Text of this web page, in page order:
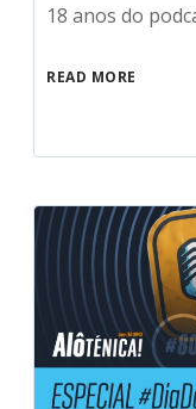
18 anos do
READ MORE